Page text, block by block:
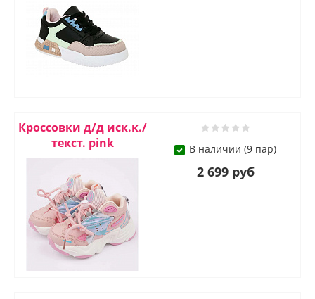
Кроссовки д/д иск.к./
текст. pink
В наличии (9 пар)
2 699 руб